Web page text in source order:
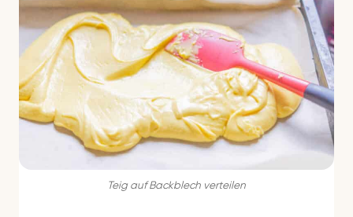
Teig auf Backblech verteilen